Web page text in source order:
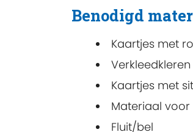
Benodigd
Kaartjes met
Verkleedkleren
Kaartjes met
Materiaal voor
Fluit/bel